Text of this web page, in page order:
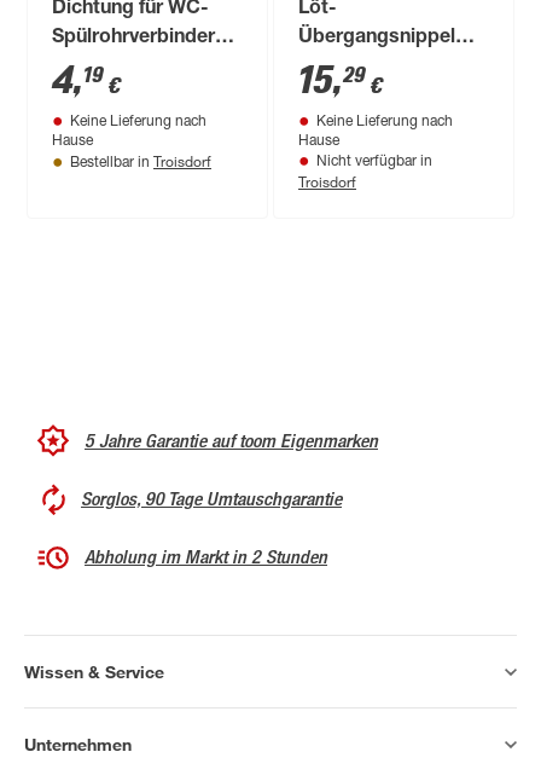
Dichtung für WC-
Spülrohrverbinder
Gummi Ø 58/43mm
4,19 €
Keine Lieferung nach
Hause
Bestellbar in Troisdorf
Löt-
Übergangsnippel
'94243G' Ø 18 mm x
1/2"
15,29 €
Keine Lieferung nach
Hause
Nicht verfügbar in
Troisdorf
5 Jahre Garantie auf toom Eigenmarken
Sorglos, 90 Tage Umtauschgarantie
Abholung im Markt in 2 Stunden
Wissen & Service
Unternehmen